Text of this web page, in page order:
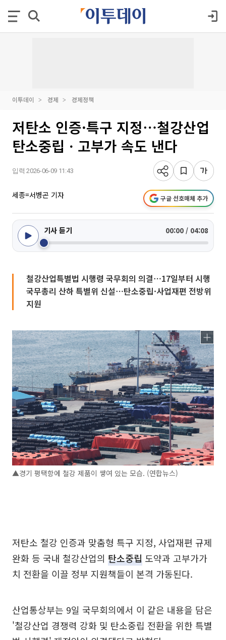
이투데이 경제 경제정책
저탄소 인증·특구 지정⋯철강산업
탄소중립ㆍ고부가 속도 낸다
입력 2026-06-09 11:43
세종=서병곤 기자 구글 선호매체 추가
기사 듣기 00:00 / 04:08
철강산업특별법 시행령 국무회의 의결⋯17일부터 시행
국무총리 산하 특별위 신설⋯탄소중립·사업재편 전방위
지원
▲경기 평택항에 철강 제품이 쌓여 있는 모습. (연합뉴스)
저탄소 철강 인증과 맞춤형 특구 지정, 사업재편 규제
완화 등 국내 철강산업의 탄소중립 도약과 고부가가
치 전환을 이끌 정부 지원책들이 본격 가동된다.
산업통상부는 9일 국무회의에서 이 같은 내용을 담은
'철강산업 경쟁력 강화 및 탄소중립 전환을 위한 특별